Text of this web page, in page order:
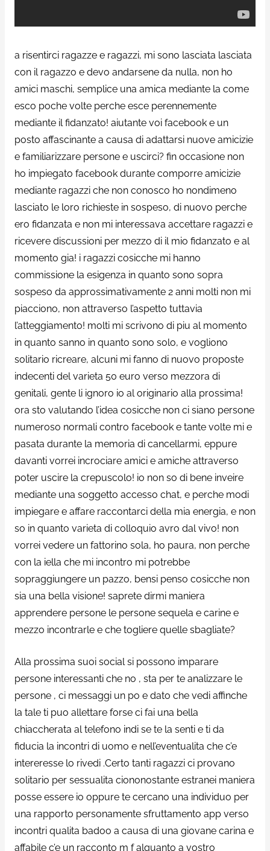
a risentirci ragazze e ragazzi, mi sono lasciata lasciata
con il ragazzo e devo andarsene da nulla, non ho
amici maschi, semplice una amica mediante la come
esco poche volte perche esce perennemente
mediante il fidanzato! aiutante voi facebook e un
posto affascinante a causa di adattarsi nuove amicizie
e familiarizzare persone e uscirci? fin occasione non
ho impiegato facebook durante comporre amicizie
mediante ragazzi che non conosco ho nondimeno
lasciato le loro richieste in sospeso, di nuovo perche
ero fidanzata e non mi interessava accettare ragazzi e
ricevere discussioni per mezzo di il mio fidanzato e al
momento gia! i ragazzi cosicche mi hanno
commissione la esigenza in quanto sono sopra
sospeso da approssimativamente 2 anni molti non mi
piacciono, non attraverso l’aspetto tuttavia
l’atteggiamento! molti mi scrivono di piu al momento
in quanto sanno in quanto sono solo, e vogliono
solitario ricreare, alcuni mi fanno di nuovo proposte
indecenti del varieta 50 euro verso mezzora di
genitali, gente li ignoro io al originario alla prossima!
ora sto valutando l’idea cosicche non ci siano persone
numeroso normali contro facebook e tante volte mi e
pasata durante la memoria di cancellarmi, eppure
davanti vorrei incrociare amici e amiche attraverso
poter uscire la crepuscolo! io non so di bene inveire
mediante una soggetto accesso chat, e perche modi
impiegare e affare raccontarci della mia energia, e non
so in quanto varieta di colloquio avro dal vivo! non
vorrei vedere un fattorino sola, ho paura, non perche
con la iella che mi incontro mi potrebbe
sopraggiungere un pazzo, bensi penso cosicche non
sia una bella visione! saprete dirmi maniera
apprendere persone le persone sequela e carine e
mezzo incontrarle e che togliere quelle sbagliate?
Alla prossima suoi social si possono imparare
persone interessanti che no , sta per te analizzare le
persone , ci messaggi un po e dato che vedi affinche
la tale ti puo allettare forse ci fai una bella
chiaccherata al telefono indi se te la senti e ti da
fiducia la incontri di uomo e nell’eventualita che c’e
intereresse lo rivedi .Certo tanti ragazzi ci provano
solitario per sessualita ciononostante estranei maniera
posse essere io oppure te cercano una individuo per
una rapporto personamente sfruttamento app verso
incontri qualita badoo a causa di una giovane carina e
affabile c’e un racconto m f alquanto a vostro